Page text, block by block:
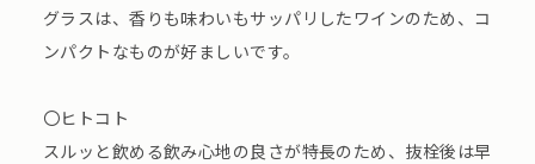
グラスは、香りも味わいもサッパリしたワインのため、コ
ンパクトなものが好ましいです。
〇ヒトコト
スルッと飲める飲み心地の良さが特長のため、抜栓後は早